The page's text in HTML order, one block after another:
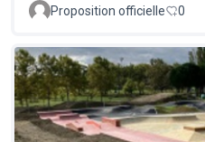
Proposition officielle 0